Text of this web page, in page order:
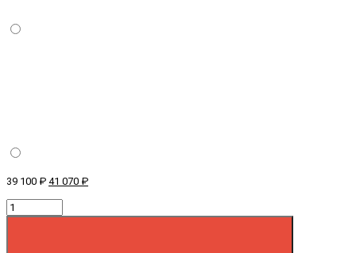
39 100 ₽ 41 070 ₽